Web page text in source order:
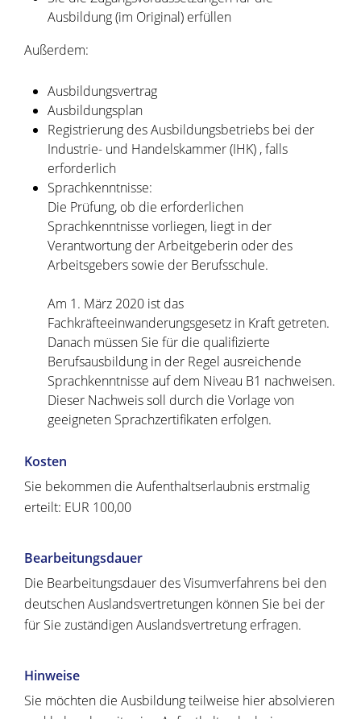
Ausbildung (im Original) erfüllen
Außerdem:
Ausbildungsvertrag
Ausbildungsplan
Registrierung des Ausbildungsbetriebs bei der
Industrie- und Handelskammer (IHK) , falls
erforderlich
Sprachkenntnisse:
Die Prüfung, ob die erforderlichen
Sprachkenntnisse vorliegen, liegt in der
Verantwortung der Arbeitgeberin oder des
Arbeitsgebers sowie der Berufsschule.
Am 1. März 2020 ist das
Fachkräfteeinwanderungsgesetz in Kraft getreten.
Danach müssen Sie für die qualifizierte
Berufsausbildung in der Regel ausreichende
Sprachkenntnisse auf dem Niveau B1 nachweisen.
Dieser Nachweis soll durch die Vorlage von
geeigneten Sprachzertifikaten erfolgen.
Kosten
Sie bekommen die Aufenthaltserlaubnis erstmalig
erteilt: EUR 100,00
Bearbeitungsdauer
Die Bearbeitungsdauer des Visumverfahrens bei den
deutschen Auslandsvertretungen können Sie bei der
für Sie zuständigen Auslandsvertretung erfragen.
Hinweise
Sie möchten die Ausbildung teilweise hier absolvieren